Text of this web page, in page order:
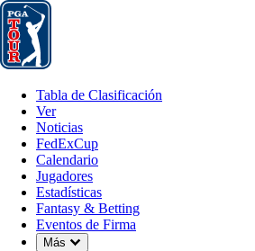
Tabla de Clasificación
Tabla de Clasificación
Ver
Noticias
FedExCup
Calendario
Jugadores
Estadísticas
Fantasy & Betting
Eventos de Firma
Más
Down Chevron